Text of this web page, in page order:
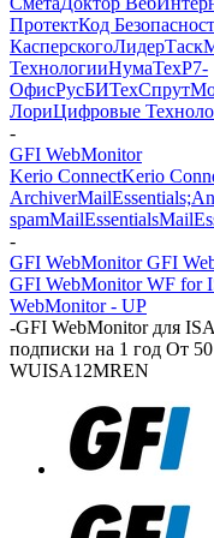
ПротектКод
КасперскогоЛидерТаск
ТехнологииНумаТехР7-
ОфисРусБИТех
ЛориЦифровые
-
GFI WebMonitor
Kerio ConnectKerio
Archiver
spamMailEssentials
-
GFI WebMonitor GFI
GFI WebMonitor WF for
WebMonitor - UP
-GFI WebMonitor для
подписки на 1 год От
WUISA12MREN